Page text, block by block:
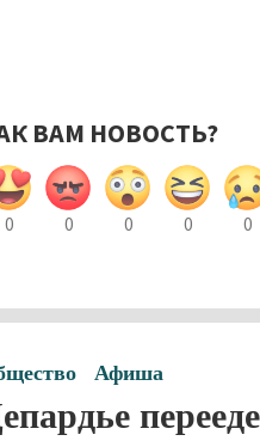
ВАМ НОВОСТЬ?
0 0 0 0 0
Афиша